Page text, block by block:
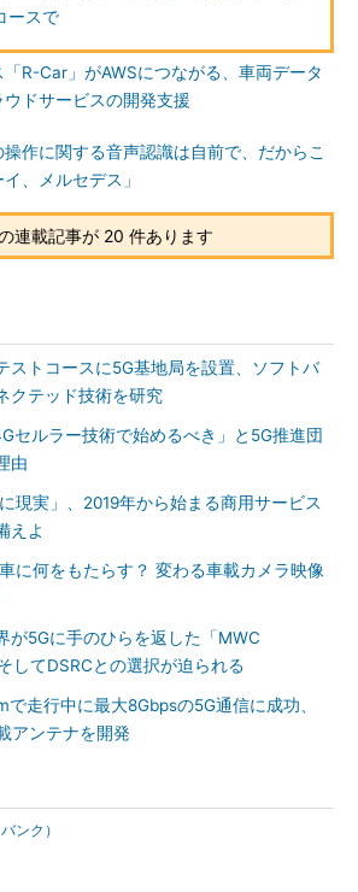
ースで
「R-Car」がAWSにつながる、車両データ
ウドサービスの開発支援
操作に関する音声認識は自前で、だからこ
、メルセデス」
連載記事が 20 件あります
ストコースに5G基地局を設置、ソフトバ
クテッド技術を研究
セルラー技術で始めるべき」と5G推進団
由
に現実」、2019年から始まる商用サービス
えよ
に何をもたらす？ 変わる車載カメラ映像
が5Gに手のひらを返した「MWC
してDSRCとの選択が迫られる
で走行中に最大8Gbpsの5G通信に成功、
アンテナを開発
ンク）